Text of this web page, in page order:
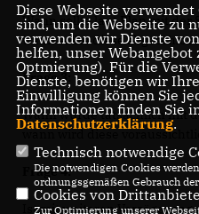
Wann sollte laut Plan mit der
wann sollte diese
Frage 3:
Wann wurde tatsächlich mit
wann wird diese
Frage 4:
Ist mit weiteren
Diese Webseite
sind, um die Webseite zu
verwenden wir Dienste
helfen, unser
Optmierung). Für die
Dienste, benötigen wir
Einwilligung können Sie
Informationen finden Sie
Datenschutzerklärung.
Technisch notwendige
Die notwendigen Cookies
ordnungsgemäßen Gebrauch
Cookies von
Zur Optimierung unserer